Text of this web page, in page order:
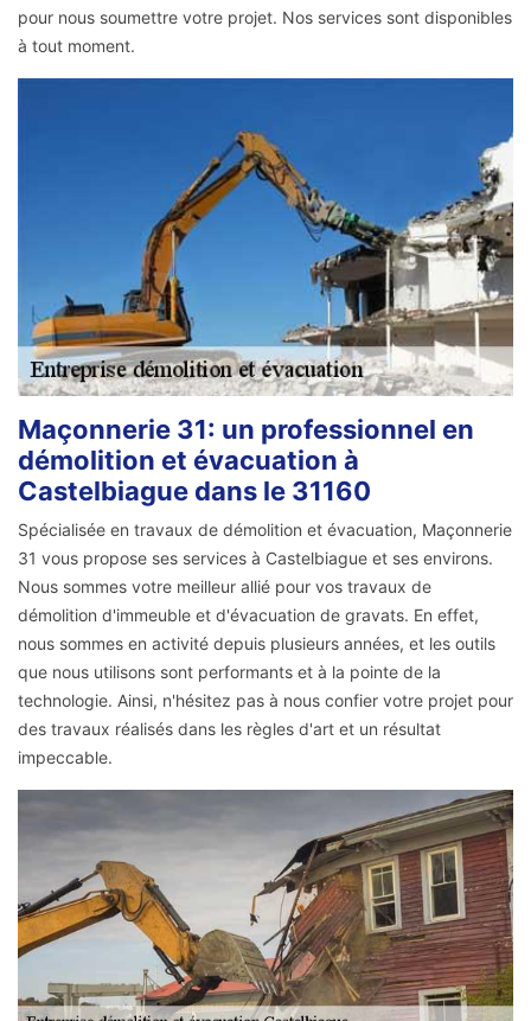
pour nous soumettre votre projet. Nos services sont disponibles
à tout moment.
Maçonnerie 31: un professionnel en
démolition et évacuation à
Castelbiague dans le 31160
Spécialisée en travaux de démolition et évacuation, Maçonnerie
31 vous propose ses services à Castelbiague et ses environs.
Nous sommes votre meilleur allié pour vos travaux de
démolition d'immeuble et d'évacuation de gravats. En effet,
nous sommes en activité depuis plusieurs années, et les outils
que nous utilisons sont performants et à la pointe de la
technologie. Ainsi, n'hésitez pas à nous confier votre projet pour
des travaux réalisés dans les règles d'art et un résultat
impeccable.